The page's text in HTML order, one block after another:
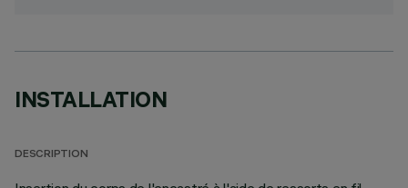
INSTALLATION
DESCRIPTION